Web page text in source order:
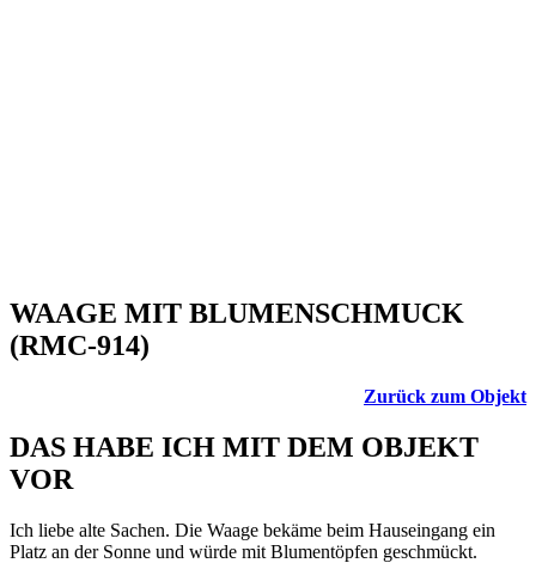
WAAGE MIT BLUMENSCHMUCK
(RMC-914)
Zurück zum Objekt
DAS HABE ICH MIT DEM OBJEKT
VOR
Ich liebe alte Sachen. Die Waage bekäme beim Hauseingang ein
Platz an der Sonne und würde mit Blumentöpfen geschmückt.